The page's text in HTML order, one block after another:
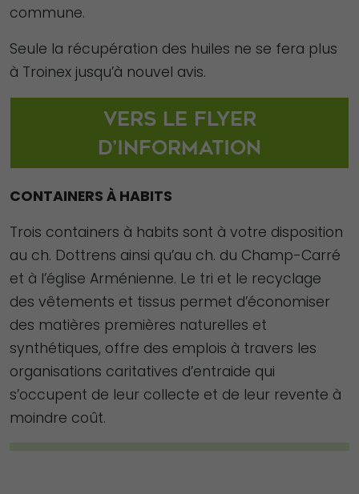
commune.
Seule la récupération des huiles ne se fera plus
à Troinex jusqu’à nouvel avis.
Vers le flyer
d’information
CONTAINERS À HABITS
Trois containers à habits sont à votre disposition
au ch. Dottrens ainsi qu’au ch. du Champ-Carré
et à l’église Arménienne. Le tri et le recyclage
des vêtements et tissus permet d’économiser
des matières premières naturelles et
synthétiques, offre des emplois à travers les
organisations caritatives d’entraide qui
s’occupent de leur collecte et de leur revente à
moindre coût.